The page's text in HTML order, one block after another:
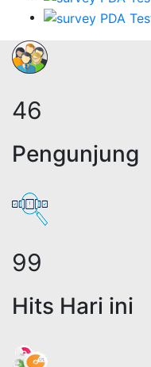
56
Pengunjung
122
Hits Hari ini